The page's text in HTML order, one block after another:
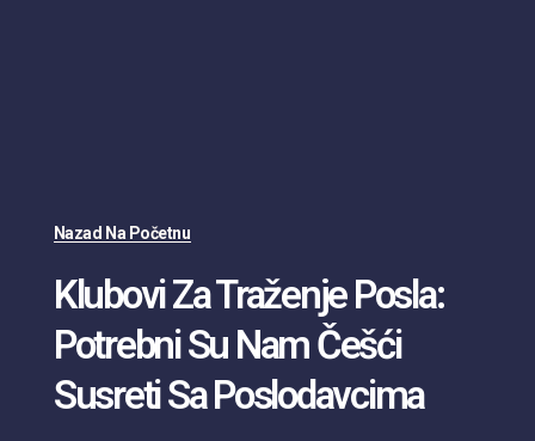
Nazad Na Početnu
Klubovi Za Traženje Posla:
Potrebni Su Nam Češći
Susreti Sa Poslodavcima